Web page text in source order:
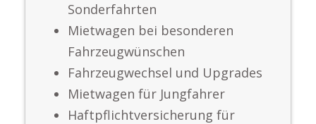
Sonderfahrten
Mietwagen bei besonderen
Fahrzeugwünschen
Fahrzeugwechsel und Upgrades
Mietwagen für Jungfahrer
Haftpflichtversicherung für